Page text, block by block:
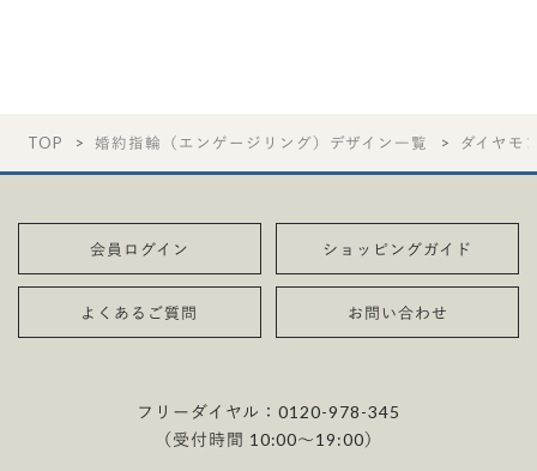
TOP 婚約指輪（エンゲージリング）デザイン一覧 ダイヤモ
会員ログイン ショッピングガイド
よくあるご質問 お問い合わせ
フリーダイヤル：0120-978-345
（受付時間 10:00〜19:00）